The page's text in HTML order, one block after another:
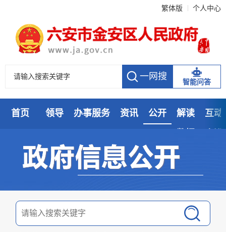
繁体版 个人中心
智能问答
首页 领导 办事服务 资讯 公开 解读
互动